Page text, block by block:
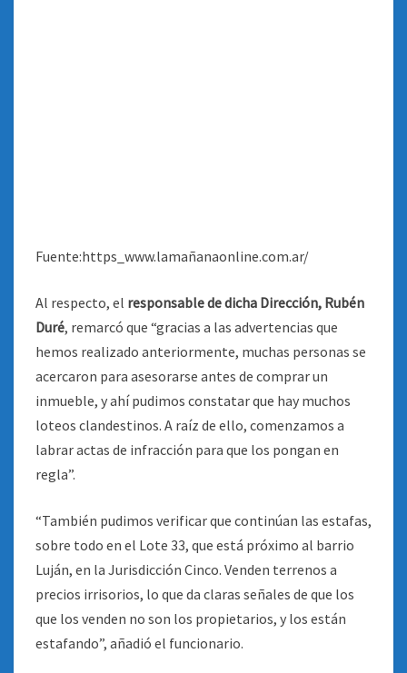
Fuente:https_www.lamañanaonline.com.ar/
Al respecto, el responsable de dicha Dirección, Rubén
Duré, remarcó que “gracias a las advertencias que
hemos realizado anteriormente, muchas personas se
acercaron para asesorarse antes de comprar un
inmueble, y ahí pudimos constatar que hay muchos
loteos clandestinos. A raíz de ello, comenzamos a
labrar actas de infracción para que los pongan en
regla”.
“También pudimos verificar que continúan las estafas,
sobre todo en el Lote 33, que está próximo al barrio
Luján, en la Jurisdicción Cinco. Venden terrenos a
precios irrisorios, lo que da claras señales de que los
que los venden no son los propietarios, y los están
estafando”, añadió el funcionario.